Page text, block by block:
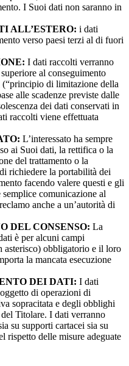
I Suoi dati non saranno in
ALL’ESTERO: i dati
verso paesi terzi al di fuori
I dati raccolti verranno
al conseguimento
di limitazione della
alle scadenze previste dalle
dei dati conservati in
raccolti viene effettuata
L’interessato ha sempre
ai Suoi dati, la rettifica o la
del trattamento o la
richiedere la portabilità dei
facendo valere questi e gli
comunicazione al
anche a un’autorità di
DEL CONSENSO: La
è per alcuni campi
asterisco) obbligatorio e il loro
la mancata esecuzione
DEI DATI: I dati
di operazioni di
sopracitata e degli obblighi
Titolare. I dati verranno
su supporti cartacei sia su
rispetto delle misure adeguate